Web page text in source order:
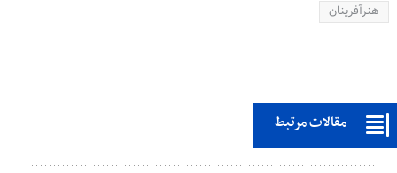
هنرآفرینان
مقالات مرتبط